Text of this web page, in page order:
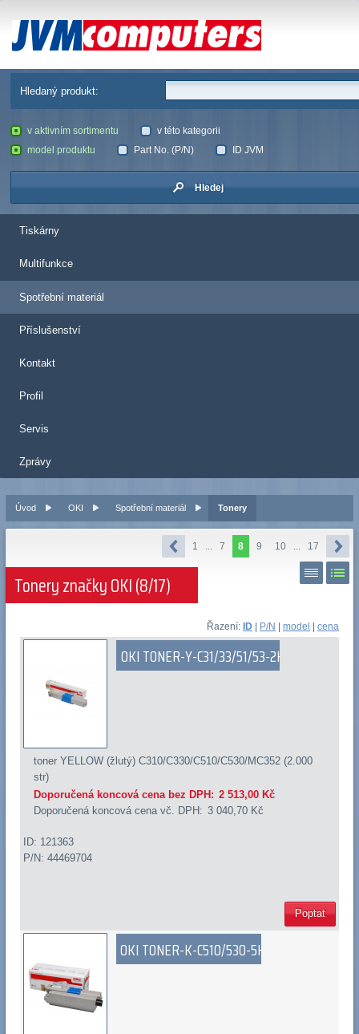
JVM Computers
Hledaný produkt:
v aktivním sortimentu
v této kategorii
model produktu
Part No. (P/N) ID JVM
Hledej
Tiskárny
Multifunkce
Spotřební materiál
Příslušenství
Kontakt
Profil
Servis
Zprávy
Úvod OKI Spotřební materiál Tonery
1 ... 7 8 9 10 ... 17
Tonery značky OKI (8/17)
Řazení: ID P/N |model |cena
OKI TONER-Y-C31/33/51/53-2K
toner YELLOW (žlutý) C310/C330/C510/C530/MC352 (2.000
str)
Doporučená koncová cena bez DPH: 2 513,00 Kč
Doporučená koncová cena vč. DPH: 3 040,70 Kč
ID: 121363
P/N: 44469704
Poptat
OKI TONER-K-C510/530-5K